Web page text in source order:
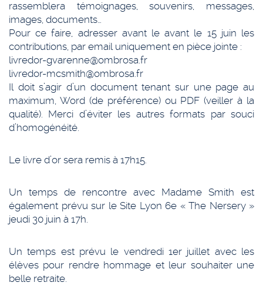
rassemblera témoignages, souvenirs, messages,
images, documents…
Pour ce faire, adresser avant le avant le 15 juin les
contributions, par email uniquement en pièce jointe :
livredor-gvarenne@ombrosa.fr
livredor-mcsmith@ombrosa.fr
Il doit s’agir d’un document tenant sur une page au
maximum, Word (de préférence) ou PDF (veiller à la
qualité). Merci d’éviter les autres formats par souci
d’homogénéité.
Le livre d’or sera remis à 17h15.
Un temps de rencontre avec Madame Smith est
également prévu sur le Site Lyon 6e « The Nersery »
jeudi 30 juin à 17h.
Un temps est prévu le vendredi 1er juillet avec les
élèves pour rendre hommage et leur souhaiter une
belle retraite.